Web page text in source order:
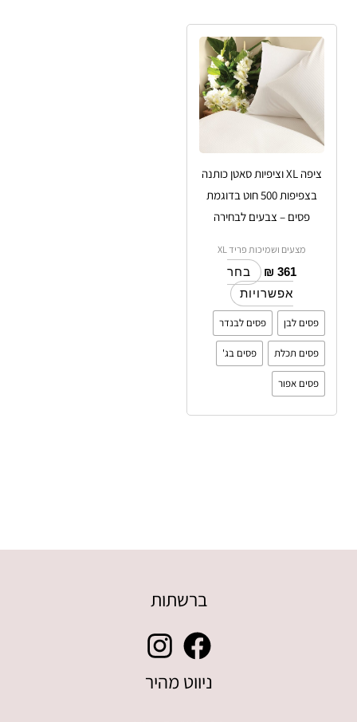
ציפה XL וציפיות סאטן כותנה
בצפיפות 500 חוט בדוגמת
פסים – צבעים לבחירה
מצעים ושמיכות פריד XL
₪ 361
בחר
אפשרויות
למוצר
זה
יש
מספר
סוגים.
המוצר
פסים לבן פסים לבנדר
פסים תכלת פסים בג'
פסים אפור
ברשתות
ניווט מהיר